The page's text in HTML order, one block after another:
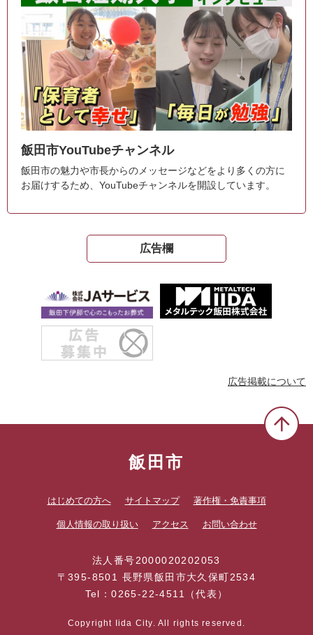
飯田市YouTubeチャンネル
飯田市の魅力や市長からのメッセージなどをより多くの方に
お届けするため、YouTubeチャンネルを開設しています。
広告欄
広告掲載について
飯田市
はじめての方へ サイトマップ 著作権・免責事項
個人情報の取り扱い アクセス お問い合わせ
法人番号2000020202053
〒395-8501 長野県飯田市大久保町2534
Tel：0265-22-4511（代表）
Copyright Iida City. All rights reserved.